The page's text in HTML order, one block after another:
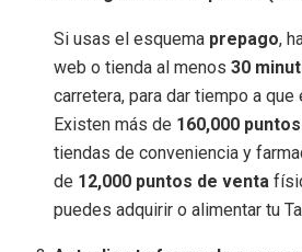
Si usas el esquema prepago,
web o tienda al menos30
carretera, para dar tiempo a
Existen más de 160,000
tiendas de conveniencia y
de 12,000 puntos de venta
puedes adquirir o alimentar tu